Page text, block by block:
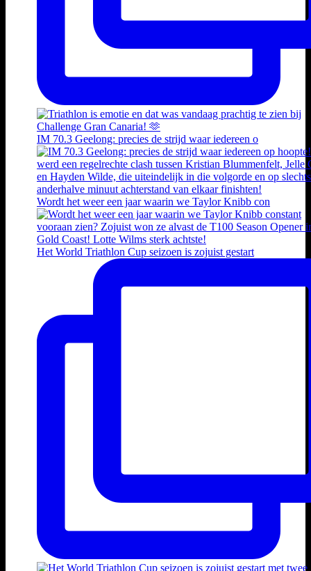
IM 70.3 Geelong: precies de strijd waar iedereen o
Wordt het weer een jaar waarin we Taylor Knibb con
Het World Triathlon Cup seizoen is zojuist gestart